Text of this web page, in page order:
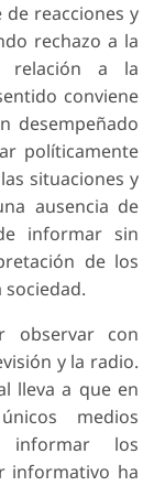
reacciones y
rechazo a la
relación a la
conviene
desempeñado
políticamente
situaciones y
ausencia de
informar sin
de los
sociedad.
observar con
y la radio.
lleva a que en
medios
los
informativo ha